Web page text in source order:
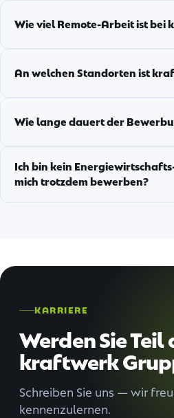
Wie viel Remote-Arbeit ist bei
An welchen Standorten ist
Wie lange dauert der
Ich bin kein
mich trotzdem bewerben?
KARRIERE
Werden Sie Teil
kraftwerk
Schreiben Sie uns — wir
kennenzulernen.